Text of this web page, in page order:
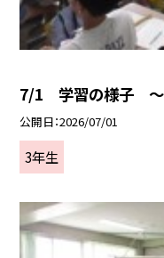
7/1 学習の様子 ～
公開日 2026/07/01
3年生